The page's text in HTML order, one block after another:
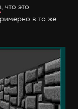
, что это
в то же